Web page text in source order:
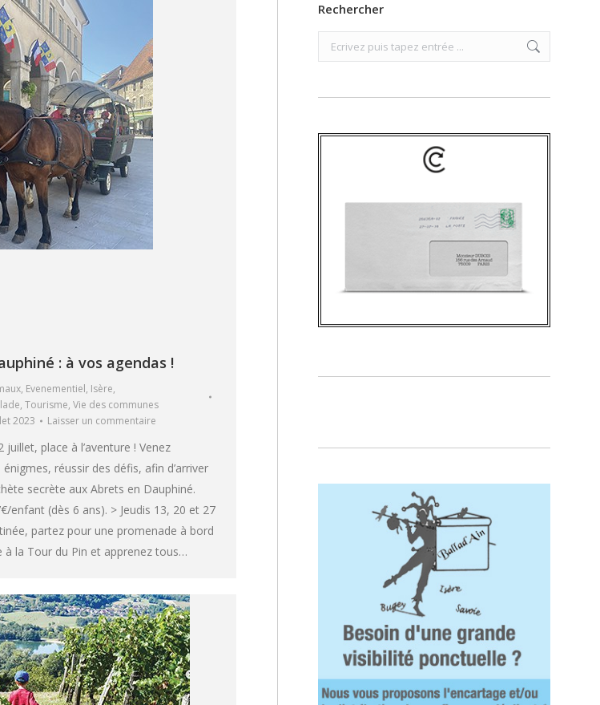
: à vos agendas !
, Evenementiel, Isère,
, Tourisme, Vie des communes
2023 Laisser un commentaire
juillet, place à l’aventure ! Venez
réussir des défis, afin d’arriver
secrète aux Abrets en Dauphiné.
enfant (dès 6 ans). > Jeudis 13, 20 et 27
partez pour une promenade à bord
à la Tour du Pin et apprenez tous…
Rechercher
Search: